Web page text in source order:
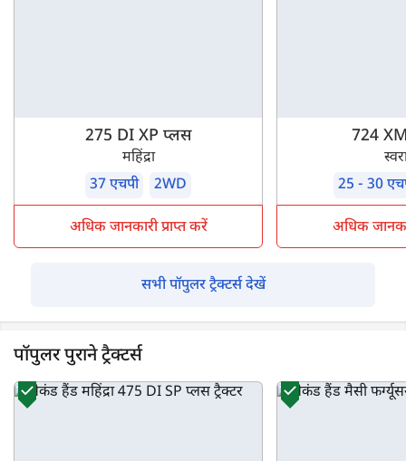
275 DI XP प्लस
महिंद्रा
37 एचपी
2WD
अधिक जानकारी प्राप्त करें
724
25 - 30
अधिक
सभी पॉपुलर ट्रैक्टर्स देखें
पॉपुलर पुराने ट्रैक्टर्स